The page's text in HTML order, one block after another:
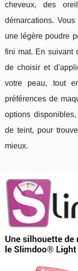
cheveux, des
démarcations.
une légère poudre
fini mat. En suivant
de choisir et
votre peau, tout
préférences de
options
de teint, pour
mieux.